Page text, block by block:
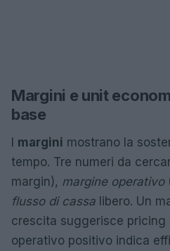
Margini e unit
base
margini mostrano la
tempo. Tre numeri da
margin), margine operativo
flusso di cassa libero. Un
crescita suggerisce pricing
operativo positivo indica